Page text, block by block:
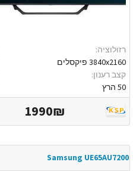
רזולוציה:
3840x2160 פיקסלים
קצב רענון:
50 הרץ
1990₪
Samsung UE65AU7200